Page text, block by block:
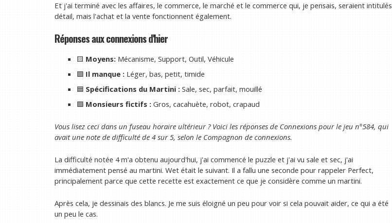
Et j'ai terminé avec les affaires, le commerce, le marché et le commerce qui, je pensais, seraient intitulés
détail, mais l'achat et la vente fonctionnent également.
Réponses aux connexions d'hier
🟨 Moyens: Mécanisme, Support, Outil, Véhicule
🟩 Il manque : Léger, bas, petit, timide
🟦 Spécifications du Martini : Sale, sec, parfait, mouillé
🟪 Monsieurs fictifs : Gros, cacahuète, robot, crapaud
Vous lisez ceci dans un fuseau horaire ultérieur ? Voici les réponses de Connexions pour le jeu n°584, qui
avait une note de difficulté de 4 sur 5, selon le Compagnon de connexions.
La difficulté notée 4 m'a obtenu aujourd'hui, j'ai commencé le puzzle et j'ai vu sale et sec, j'ai
immédiatement pensé au martini. Wet était le suivant. Il a fallu une seconde pour rappeler Perfect,
principalement parce que cette recette est exactement ce que je considère comme un martini.
Après cela, je dessinais des blancs. Je me suis éloigné un peu pour voir si cela pouvait aider, ce qui a été
un peu le cas.